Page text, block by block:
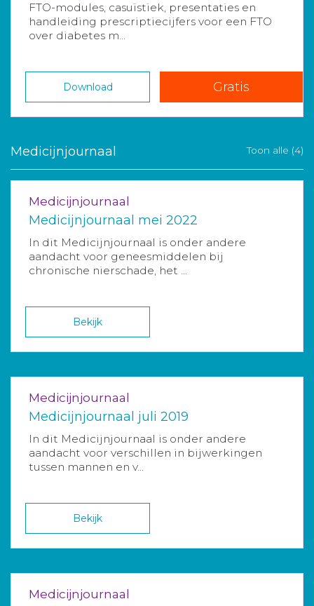
FTO-modules, casuïstiek, presentaties en
handleiding prescriptiecijfers voor een FTO
over diabetes m...
Download Gratis
Medicijnjournaal Toon alle (4)
Medicijnjournaal
Medicijnjournaal mei 2022
In dit Medicijnjournaal is onder andere
aandacht voor geneesmiddelen bij
chronische nierschade, het ...
Bekijk
Medicijnjournaal
Medicijnjournaal juli 2019
In dit Medicijnjournaal is onder andere
aandacht voor verschillen in bijwerkingen
tussen mannen en v...
Bekijk
Medicijnjournaal